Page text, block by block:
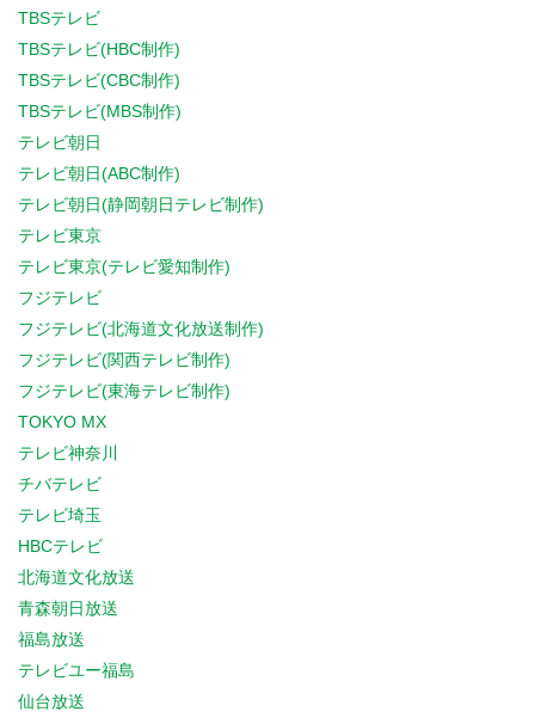
TBSテレビ
TBSテレビ(HBC制作)
TBSテレビ(CBC制作)
TBSテレビ(MBS制作)
テレビ朝日
テレビ朝日(ABC制作)
テレビ朝日(静岡朝日テレビ制作)
テレビ東京
テレビ東京(テレビ愛知制作)
フジテレビ
フジテレビ(北海道文化放送制作)
フジテレビ(関西テレビ制作)
フジテレビ(東海テレビ制作)
TOKYO MX
テレビ神奈川
チバテレビ
テレビ埼玉
HBCテレビ
北海道文化放送
青森朝日放送
福島放送
テレビユー福島
仙台放送